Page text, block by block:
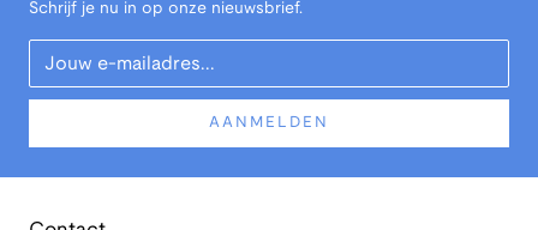
Schrijf je nu in op onze nieuwsbrief.
Your Email
AANMELDEN